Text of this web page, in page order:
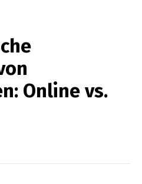
Online vs.